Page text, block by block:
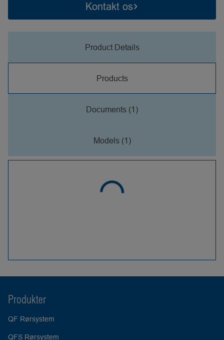
Kontakt os
Product Details
Products
Documents (1)
Models (1)
Produkter
QF Rørsystem
QFS Rørsystem